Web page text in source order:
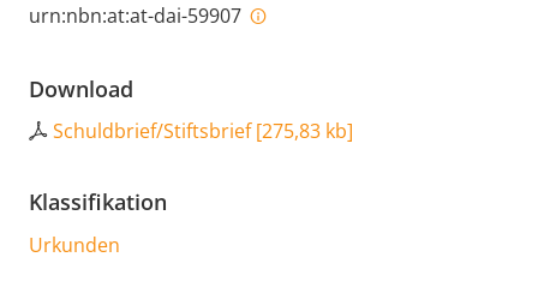
urn:nbn:at:at-dai-59907
Download
Schuldbrief/Stiftsbrief[275,83 kb]
Klassifikation
Urkunden